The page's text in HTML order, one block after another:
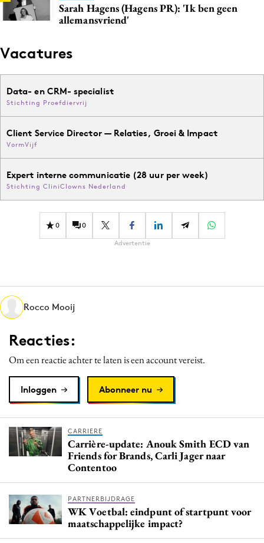
Sarah Hagens (Hagens PR): 'Ik ben geen
allemansvriend'
Vacatures
Data- en CRM- specialist
Stichting Proefdiervrij
Client Service Director — Relaties, Groei & Impact
VormVijf
Expert interne communicatie (28 uur per week)
Stichting CliniClowns Nederland
0 0
Advertentie
Rocco Mooij
Reacties:
Om een reactie achter te laten is een account vereist.
Inloggen Abonneer nu
CARRIERE
Carrière-update: Anouk Smith ECD van
Friends for Brands, Carli Jager naar
Contentoo
PARTNERBIJDRAGE
WK Voetbal: eindpunt of startpunt voor
maatschappelijke impact?